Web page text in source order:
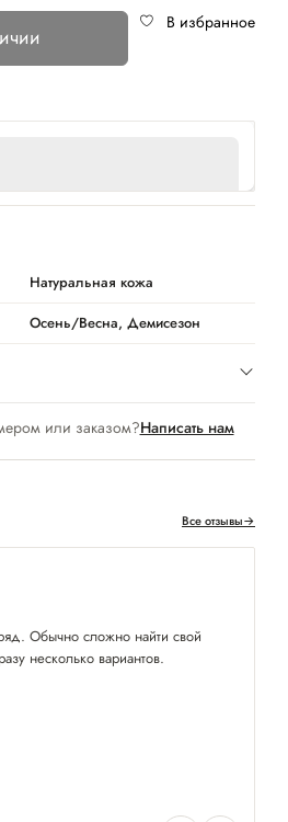
В избранное
или заказом?Написать нам
Все отзывы→
Обычно сложно найти свой
несколько вариантов.
Натуральная кожа
Осень/Весна, Демисезон